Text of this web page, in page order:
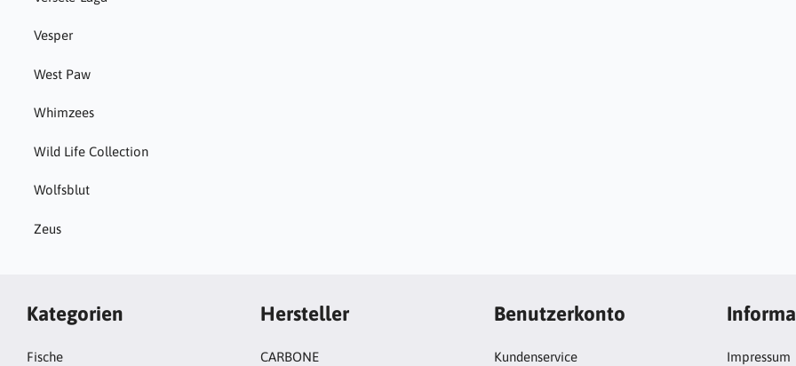
Vesper
West Paw
Whimzees
Wild Life Collection
Wolfsblut
Zeus
Kategorien
Fische
Hersteller
CARBONE
Benutzerkonto
Kundenservice
Impressum